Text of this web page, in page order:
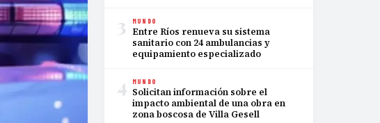
3 MUNDO
Entre Ríos renueva su sistema
sanitario con 24 ambulancias y
equipamiento especializado
4 MUNDO
Solicitan información sobre el
impacto ambiental de una obra en
zona boscosa de Villa Gesell